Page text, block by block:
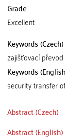
Grade
Excellent
Keywords (Czech)
zajišťovací
Keywords
security transfer
Abstract (Czech)
Abstract (English)